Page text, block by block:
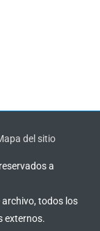
del sitio
a
archivo, todos los
externos.